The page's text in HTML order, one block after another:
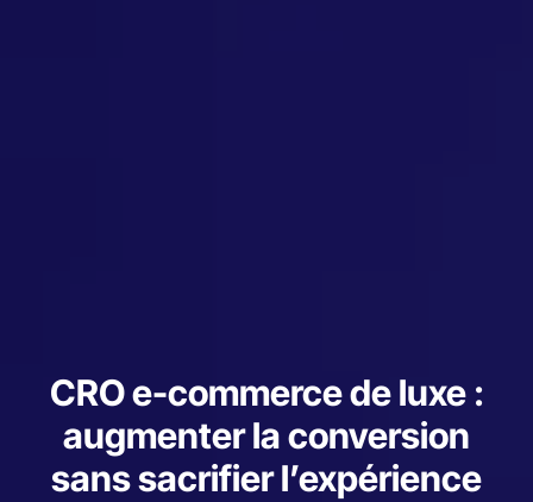
CRO e-commerce de luxe :
augmenter la conversion
sans sacrifier l’expérience